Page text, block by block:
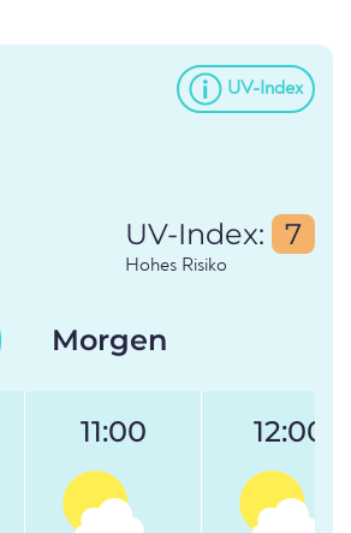
UV-Index
UV-Index: 7
Hohes Risiko
Morgen
11:00 12:00